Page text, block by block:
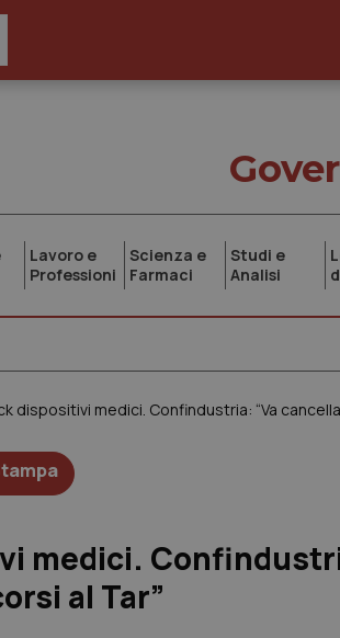
Lavoro e
Professioni
Scienza e
Farmaci
Studi e
Analisi
dispositivi medici. Confindustria: “Va
medici.
al Tar”